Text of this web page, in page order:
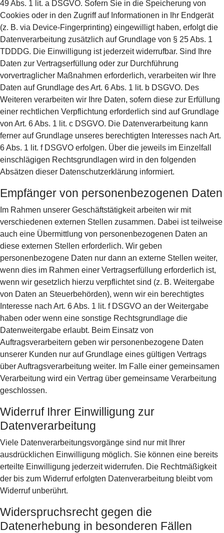
49 Abs. 1 lit. a DSGVO. Sofern Sie in die Speicherung von
Cookies oder in den Zugriff auf Informationen in Ihr Endgerät
(z. B. via Device-Fingerprinting) eingewilligt haben, erfolgt die
Datenverarbeitung zusätzlich auf Grundlage von § 25 Abs. 1
TDDDG. Die Einwilligung ist jederzeit widerrufbar. Sind Ihre
Daten zur Vertragserfüllung oder zur Durchführung
vorvertraglicher Maßnahmen erforderlich, verarbeiten wir Ihre
Daten auf Grundlage des Art. 6 Abs. 1 lit. b DSGVO. Des
Weiteren verarbeiten wir Ihre Daten, sofern diese zur Erfüllung
einer rechtlichen Verpflichtung erforderlich sind auf Grundlage
von Art. 6 Abs. 1 lit. c DSGVO. Die Datenverarbeitung kann
ferner auf Grundlage unseres berechtigten Interesses nach Art.
6 Abs. 1 lit. f DSGVO erfolgen. Über die jeweils im Einzelfall
einschlägigen Rechtsgrundlagen wird in den folgenden
Absätzen dieser Datenschutzerklärung informiert.
Empfänger von personenbezogenen Daten
Im Rahmen unserer Geschäftstätigkeit arbeiten wir mit
verschiedenen externen Stellen zusammen. Dabei ist teilweise
auch eine Übermittlung von personenbezogenen Daten an
diese externen Stellen erforderlich. Wir geben
personenbezogene Daten nur dann an externe Stellen weiter,
wenn dies im Rahmen einer Vertragserfüllung erforderlich ist,
wenn wir gesetzlich hierzu verpflichtet sind (z. B. Weitergabe
von Daten an Steuerbehörden), wenn wir ein berechtigtes
Interesse nach Art. 6 Abs. 1 lit. f DSGVO an der Weitergabe
haben oder wenn eine sonstige Rechtsgrundlage die
Datenweitergabe erlaubt. Beim Einsatz von
Auftragsverarbeitern geben wir personenbezogene Daten
unserer Kunden nur auf Grundlage eines gültigen Vertrags
über Auftragsverarbeitung weiter. Im Falle einer gemeinsamen
Verarbeitung wird ein Vertrag über gemeinsame Verarbeitung
geschlossen.
Widerruf Ihrer Einwilligung zur
Datenverarbeitung
Viele Datenverarbeitungsvorgänge sind nur mit Ihrer
ausdrücklichen Einwilligung möglich. Sie können eine bereits
erteilte Einwilligung jederzeit widerrufen. Die Rechtmäßigkeit
der bis zum Widerruf erfolgten Datenverarbeitung bleibt vom
Widerruf unberührt.
Widerspruchsrecht gegen die
Datenerhebung in besonderen Fällen